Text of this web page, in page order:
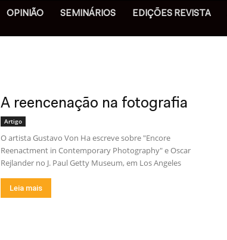
OPINIÃO SEMINÁRIOS EDIÇÕES REVISTA
A reencenação na fotografia
Artigo
O artista Gustavo Von Ha escreve sobre "Encore
Reenactment in Contemporary Photography" e Oscar
Rejlander no J. Paul Getty Museum, em Los Angeles
Leia mais